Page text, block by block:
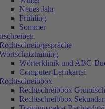
Neues Jahr
Frühling
Sommer
Rechtschreibgespräche
Wörterklinik und ABC-
Computer-Lernkartei
Rechtschreibbox
Rechtschreibbox
Rechtschreibbox